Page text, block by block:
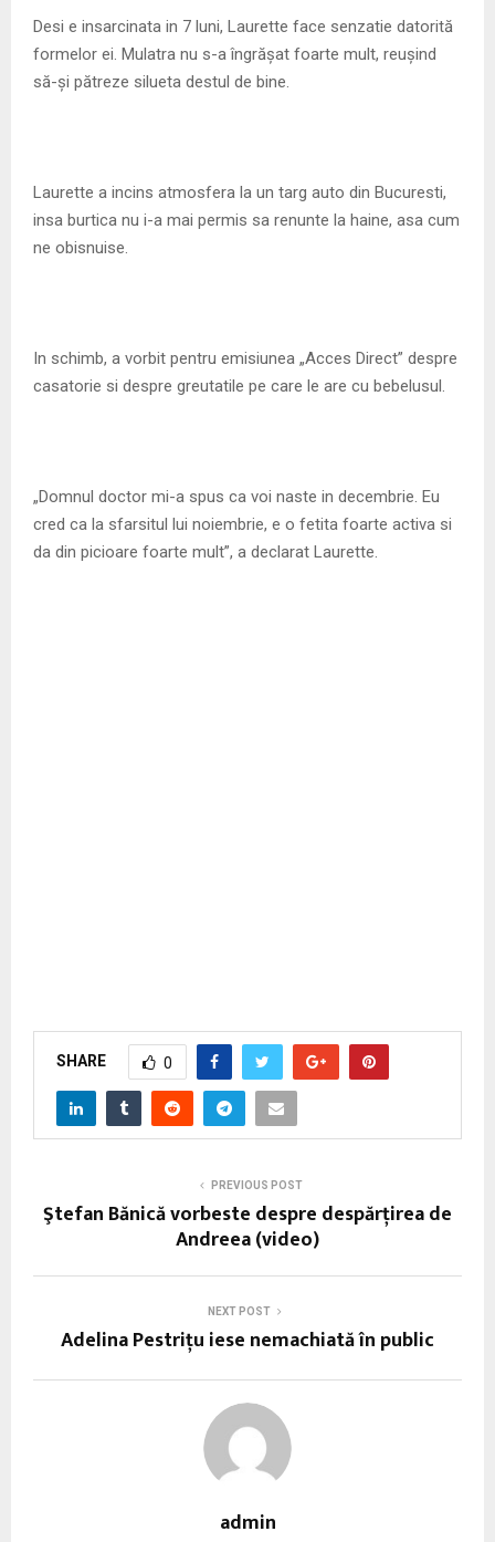
E
U
Desi e insarcinata in 7 luni, Laurette face senzatie datorită
formelor ei. Mulatra nu s-a îngrășat foarte mult, reușind
să-și pătreze silueta destul de bine.
Laurette a incins atmosfera la un targ auto din Bucuresti,
insa burtica nu i-a mai permis sa renunte la haine, asa cum
ne obisnuise.
In schimb, a vorbit pentru emisiunea „Acces Direct” despre
casatorie si despre greutatile pe care le are cu bebelusul.
„Domnul doctor mi-a spus ca voi naste in decembrie. Eu
cred ca la sfarsitul lui noiembrie, e o fetita foarte activa si
da din picioare foarte mult”, a declarat Laurette.
SHARE 0
PREVIOUS POST
Ştefan Bănică vorbeste despre despărţirea de
Andreea (video)
NEXT POST
Adelina Pestriţu iese nemachiată în public
admin